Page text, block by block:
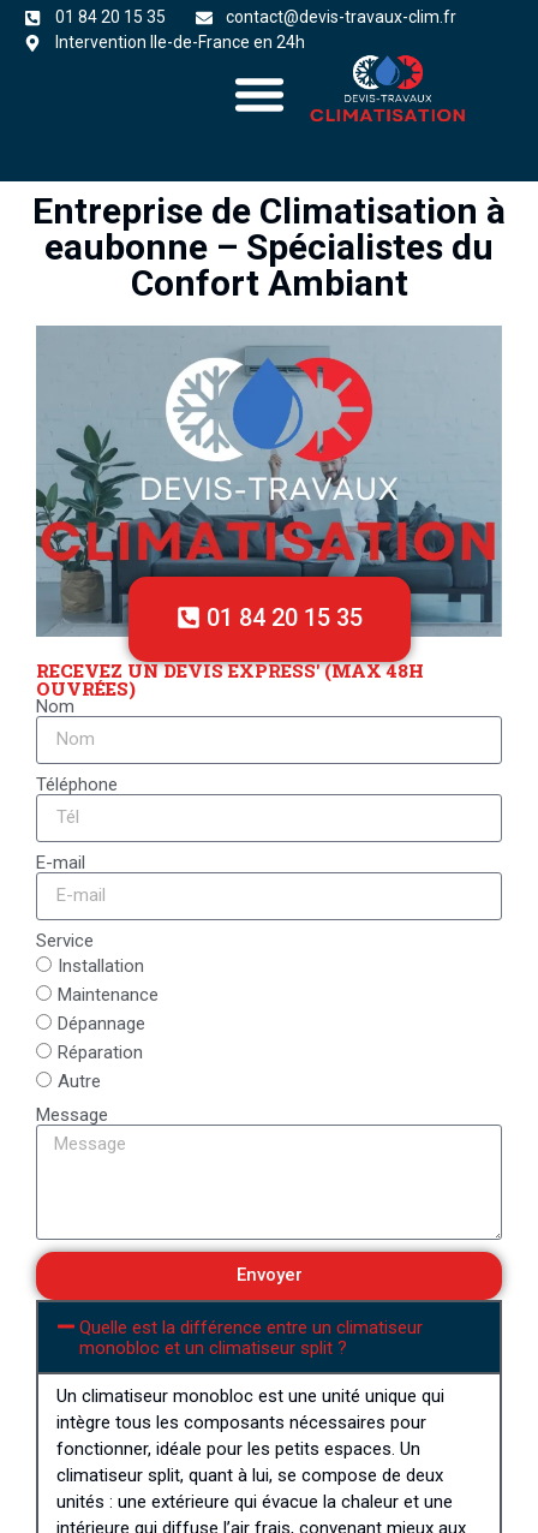
01 84 20 15 35
contact@devis-travaux-clim.fr
Intervention Ile-de-France en 24h
Entreprise de Climatisation à
eaubonne – Spécialistes du
Confort Ambiant
01 84 20 15 35
RECEVEZ UN DEVIS EXPRESS' (MAX 48H
OUVRÉES)
Nom
Téléphone
E-mail
Service
Installation
Maintenance
Dépannage
Réparation
Autre
Message
Envoyer
Quelle est la différence entre un climatiseur
monobloc et un climatiseur split ?
Un climatiseur monobloc est une unité unique qui
intègre tous les composants nécessaires pour
fonctionner, idéale pour les petits espaces. Un
climatiseur split, quant à lui, se compose de deux
unités : une extérieure qui évacue la chaleur et une
intérieure qui diffuse l’air frais, convenant mieux aux